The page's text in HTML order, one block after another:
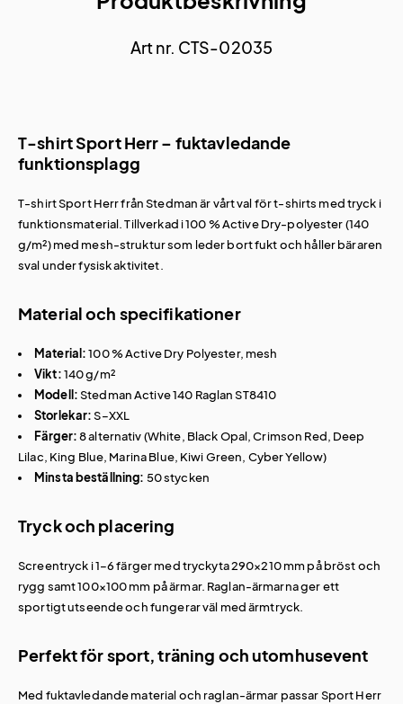
Art nr. CTS-02035
T-shirt Sport Herr – fuktavledande
funktionsplagg
T-shirt Sport Herr från Stedman är vårt val fört-shirts med tryck i
funktionsmaterial. Tillverkad i 100 % Active Dry-polyester (140
g/m²) med mesh-struktur som leder bort fukt och håller bäraren
sval under fysisk aktivitet.
Material och specifikationer
Material:100 % Active Dry Polyester, mesh
Vikt:140 g/m²
Modell:Stedman Active 140 Raglan ST8410
Storlekar:S–XXL
Färger:8 alternativ (White, Black Opal, Crimson Red, Deep
Lilac, King Blue, Marina Blue, Kiwi Green, Cyber Yellow)
Minsta beställning: 50 stycken
Tryck och placering
Screentryck i 1–6 färger med tryckyta 290×210 mm på bröst och
rygg samt 100×100 mm på ärmar. Raglan-ärmarna ger ett
sportigt utseende och fungerar väl med ärmtryck.
Perfekt för sport, träning och utomhusevent
Med fuktavledande material och raglan-ärmar passar Sport Herr